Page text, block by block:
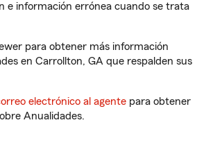
e información errónea cuando se trata
para obtener más información
en Carrollton, GA que respalden sus
electrónico al agente para obtener
Anualidades.